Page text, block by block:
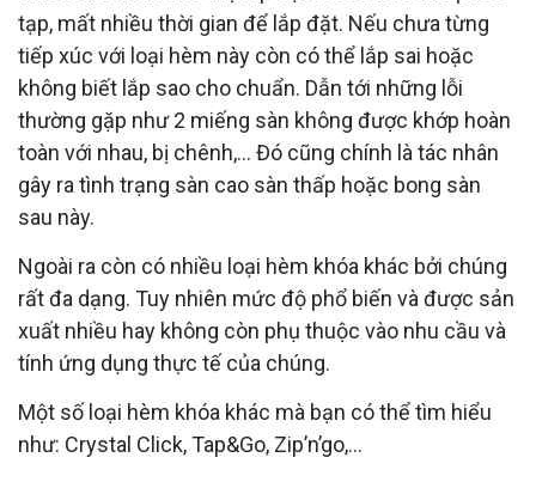
tạp, mất nhiều thời gian để lắp đặt. Nếu chưa từng
tiếp xúc với loại hèm này còn có thể lắp sai hoặc
không biết lắp sao cho chuẩn. Dẫn tới những lỗi
thường gặp như 2 miếng sàn không được khớp hoàn
toàn với nhau, bị chênh,... Đó cũng chính là tác nhân
gây ra tình trạng sàn cao sàn thấp hoặc bong sàn
sau này.
Ngoài ra còn có nhiều loại hèm khóa khác bởi chúng
rất đa dạng. Tuy nhiên mức độ phổ biến và được sản
xuất nhiều hay không còn phụ thuộc vào nhu cầu và
tính ứng dụng thực tế của chúng.
Một số loại hèm khóa khác mà bạn có thể tìm hiểu
như: Crystal Click, Tap&Go, Zip’n’go,...